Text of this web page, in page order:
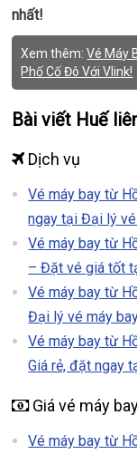
nhất!
Xem thêm:Vé Máy
Phố Cố Đô Với Vlink!
Bài viết Huế
Dịch vụ
Vé máy bay từ
ngay tại Đại lý
Vé máy bay từ
– Đặt vé giá tốt
Vé máy bay từ
Đại lý vé máy
Vé máy bay từ
Giá rẻ, đặt ngay
Giá vé máy
Vé máy bay từ